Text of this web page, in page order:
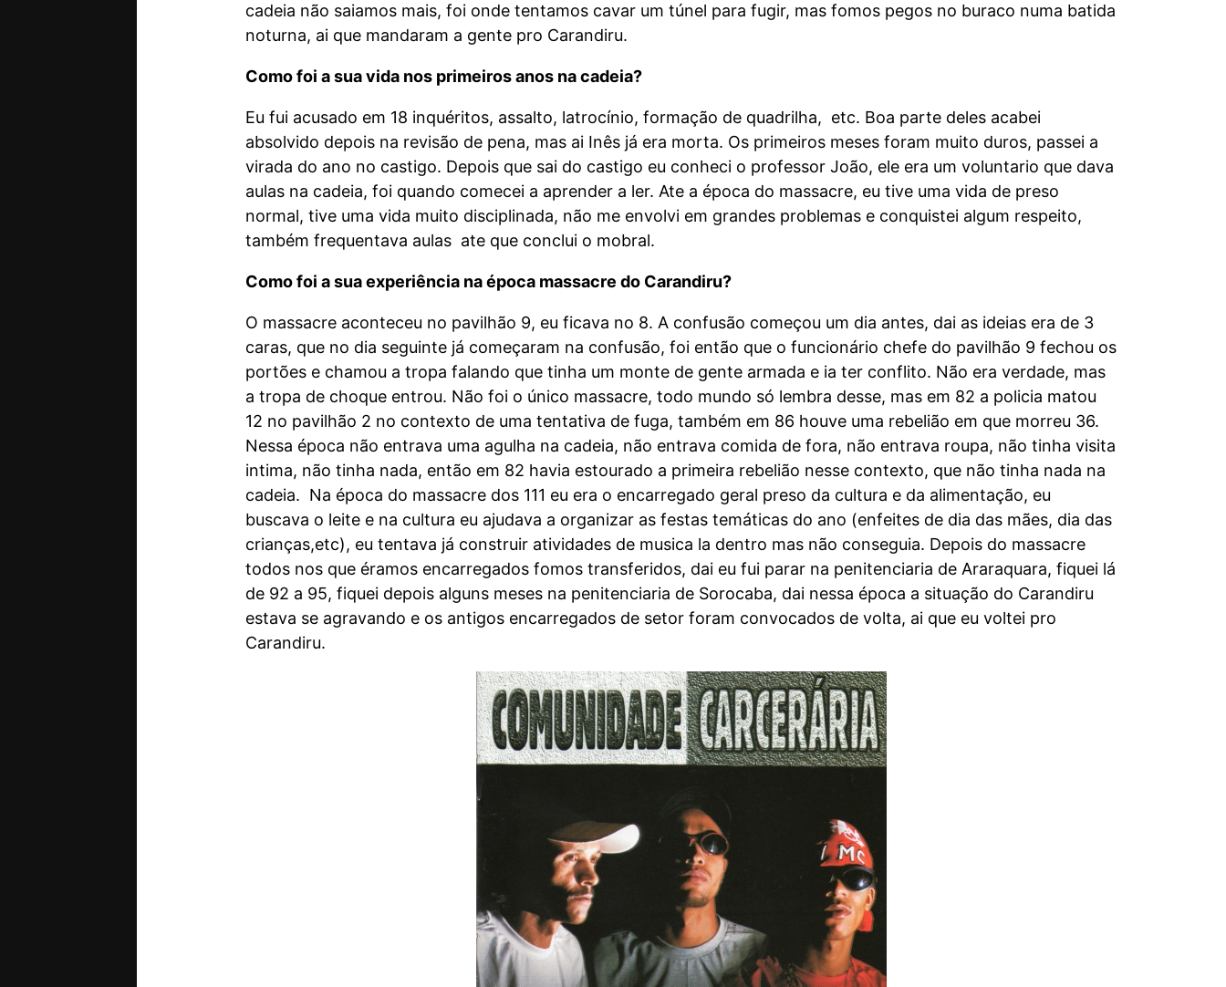
cadeia não saiamos mais, foi onde tentamos cavar um túnel para fugir, mas fomos pegos no buraco numa batida
noturna, ai que mandaram a gente pro Carandiru.
Como foi a sua vida nos primeiros anos na cadeia?
Eu fui acusado em 18 inquéritos, assalto, latrocínio, formação de quadrilha, etc. Boa parte deles acabei
absolvido depois na revisão de pena, mas ai Inês já era morta. Os primeiros meses foram muito duros, passei a
virada do ano no castigo. Depois que sai do castigo eu conheci o professor João, ele era um voluntario que dava
aulas na cadeia, foi quando comecei a aprender a ler. Ate a época do massacre, eu tive uma vida de preso
normal, tive uma vida muito disciplinada, não me envolvi em grandes problemas e conquistei algum respeito,
também frequentava aulas ate que conclui o mobral.
Como foi a sua experiência na época massacre do Carandiru?
O massacre aconteceu no pavilhão 9, eu ficava no 8. A confusão começou um dia antes, dai as ideias era de 3
caras, que no dia seguinte já começaram na confusão, foi então que o funcionário chefe do pavilhão 9 fechou os
portões e chamou a tropa falando que tinha um monte de gente armada e ia ter conflito. Não era verdade, mas
a tropa de choque entrou. Não foi o único massacre, todo mundo só lembra desse, mas em 82 a policia matou
12 no pavilhão 2 no contexto de uma tentativa de fuga, também em 86 houve uma rebelião em que morreu 36.
Nessa época não entrava uma agulha na cadeia, não entrava comida de fora, não entrava roupa, não tinha visita
intima, não tinha nada, então em 82 havia estourado a primeira rebelião nesse contexto, que não tinha nada na
cadeia. Na época do massacre dos 111 eu era o encarregado geral preso da cultura e da alimentação, eu
buscava o leite e na cultura eu ajudava a organizar as festas temáticas do ano (enfeites de dia das mães, dia das
crianças,etc), eu tentava já construir atividades de musica la dentro mas não conseguia. Depois do massacre
todos nos que éramos encarregados fomos transferidos, dai eu fui parar na penitenciaria de Araraquara, fiquei lá
de 92 a 95, fiquei depois alguns meses na penitenciaria de Sorocaba, dai nessa época a situação do Carandiru
estava se agravando e os antigos encarregados de setor foram convocados de volta, ai que eu voltei pro
Carandiru.